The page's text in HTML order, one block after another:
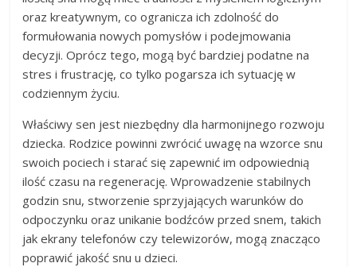
oraz kreatywnym, co ogranicza ich zdolność do
formułowania nowych pomysłów i podejmowania
decyzji. Oprócz tego, mogą być bardziej podatne na
stres i frustrację, co tylko pogarsza ich sytuację w
codziennym życiu.
Właściwy sen jest niezbędny dla harmonijnego rozwoju
dziecka. Rodzice powinni zwrócić uwagę na wzorce snu
swoich pociech i starać się zapewnić im odpowiednią
ilość czasu na regenerację. Wprowadzenie stabilnych
godzin snu, stworzenie sprzyjających warunków do
odpoczynku oraz unikanie bodźców przed snem, takich
jak ekrany telefonów czy telewizorów, mogą znacząco
poprawić jakość snu u dzieci.